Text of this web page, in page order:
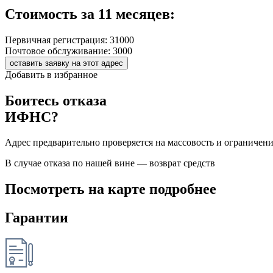
Стоимость за 11 месяцев:
Первичная регистрация: 31000
Почтовое обслуживание: 3000
оставить заявку на этот адрес
Добавить в избранное
Боитесь отказа
ИФНС?
Адрес предварительно проверяется на массовость и
В случае отказа по нашей вине — возврат средств
Посмотреть на карте подробнее
Гарантии